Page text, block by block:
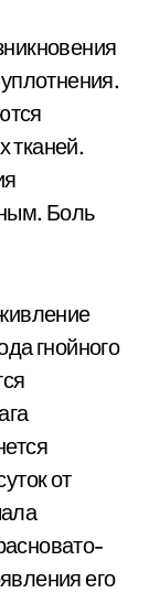
тканей.
Боль
гнойного
от
его